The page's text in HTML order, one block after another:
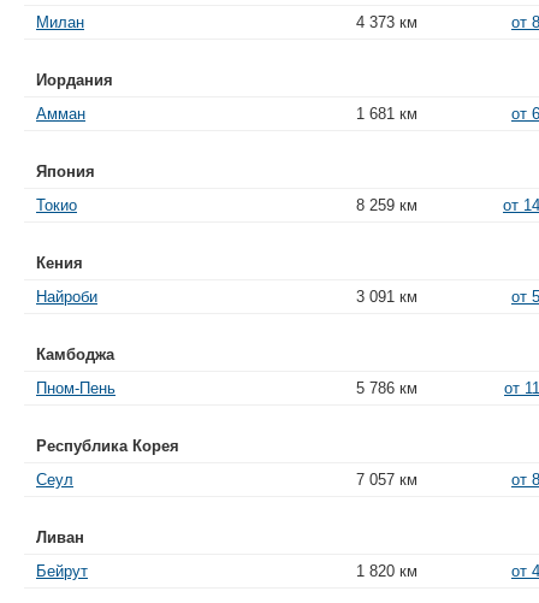
Милан 4 373 км от
Иордания
Амман
1 681 км от
Япония
Токио
8 259 км от
Кения
Найроби
3 091 км от
Камбоджа
Пном-Пень
5 786 км от
Республика Корея
Сеул
7 057 км от
Ливан
Бейрут
1 820 км от